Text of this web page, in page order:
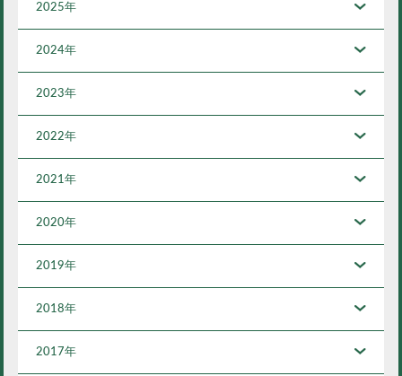
2025年
2024年
2023年
2022年
2021年
2020年
2019年
2018年
2017年